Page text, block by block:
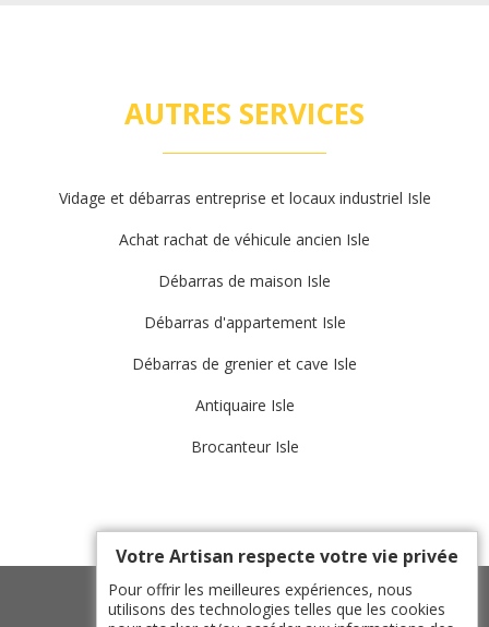
AUTRES SERVICES
Vidage et débarras entreprise et locaux industriel Isle
Achat rachat de véhicule ancien Isle
Débarras de maison Isle
Débarras d'appartement Isle
Débarras de grenier et cave Isle
Antiquaire Isle
Brocanteur Isle
Votre Artisan respecte votre vie privée
Pour offrir les meilleures expériences, nous
utilisons des technologies telles que les cookies